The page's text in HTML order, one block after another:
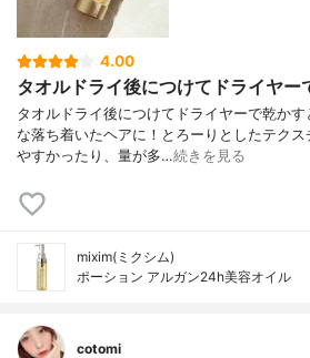
4.00
タオルドライ後につけてドライヤー
タオルドライ後につけてドライヤーで乾か
な落ち着いたヘアに！とろーりとしたテク
やすかったり、量が多…続きを見る
mixim(ミクシム)
ポーション アルガン24h美容オイル
cotomi